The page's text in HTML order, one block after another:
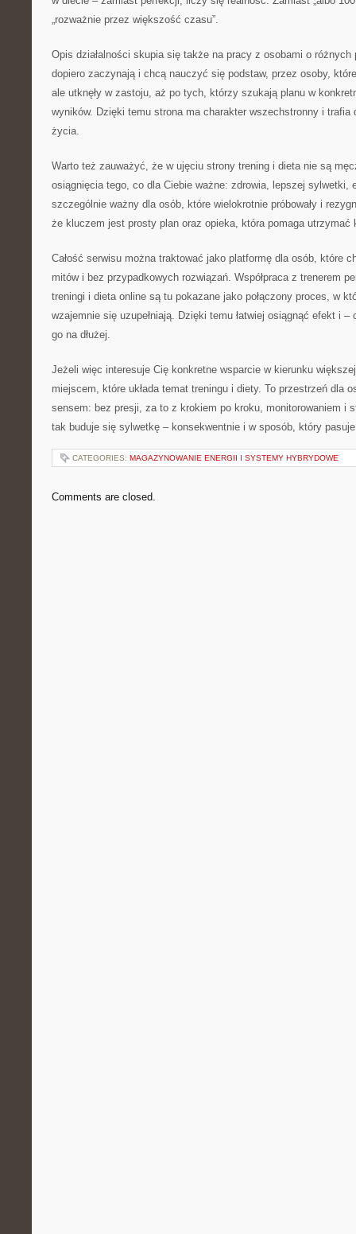
„rozważnie przez większość czasu”.
Opis działalności skupia się także na pracy z osobami o
dopiero zaczynają i chcą nauczyć się podstaw, przez osoby,
ale utknęły w zastoju, aż po tych, którzy szukają planu w
wyników. Dzięki temu strona ma charakter wszechstronny i
życia.
Warto też zauważyć, że w ujęciu strony trening i dieta nie są
osiągnięcia tego, co dla Ciebie ważne: zdrowia, lepszej sylwetki,
szczególnie ważny dla osób, które wielokrotnie próbowały i
że kluczem jest prosty plan oraz opieka, która pomaga utrzymać
Całość serwisu można traktować jako platformę dla osób, które
mitów i bez przypadkowych rozwiązań. Współpraca z trenerem
treningi i dieta online są tu pokazane jako połączony proces, w
wzajemnie się uzupełniają. Dzięki temu łatwiej osiągnąć efekt i –
go na dłużej.
Jeżeli więc interesuje Cię konkretne wsparcie w kierunku
miejscem, które układa temat treningu i diety. To przestrzeń dla
sensem: bez presji, za to z krokiem po kroku, monitorowaniem i
tak buduje się sylwetkę – konsekwentnie i w sposób, który
CATEGORIES: MAGAZYNOWANIE ENERGII I SYSTEMY HYBRYDOWE
Comments are closed.